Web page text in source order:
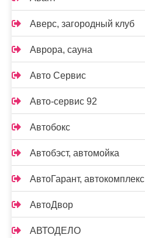
Аверс, загородный клуб
Аврора, сауна
Авто Сервис
Авто-сервис 92
Автобокс
Автобэст, автомойка
АвтоГарант, автокомплекс
АвтоДвор
АВТОДЕЛО